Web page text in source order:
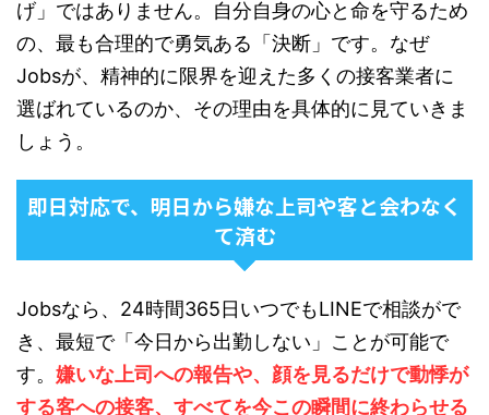
げ」ではありません。自分自身の心と命を守るため
の、最も合理的で勇気ある「決断」です。なぜ
Jobsが、精神的に限界を迎えた多くの接客業者に
選ばれているのか、その理由を具体的に見ていきま
しょう。
即日対応で、明日から嫌な上司や客と会わなく
て済む
Jobsなら、24時間365日いつでもLINEで相談がで
き、最短で「今日から出勤しない」ことが可能で
す。 嫌いな上司への報告や、顔を見るだけで動悸が
する客への接客、すべてを今この瞬間に終わらせる